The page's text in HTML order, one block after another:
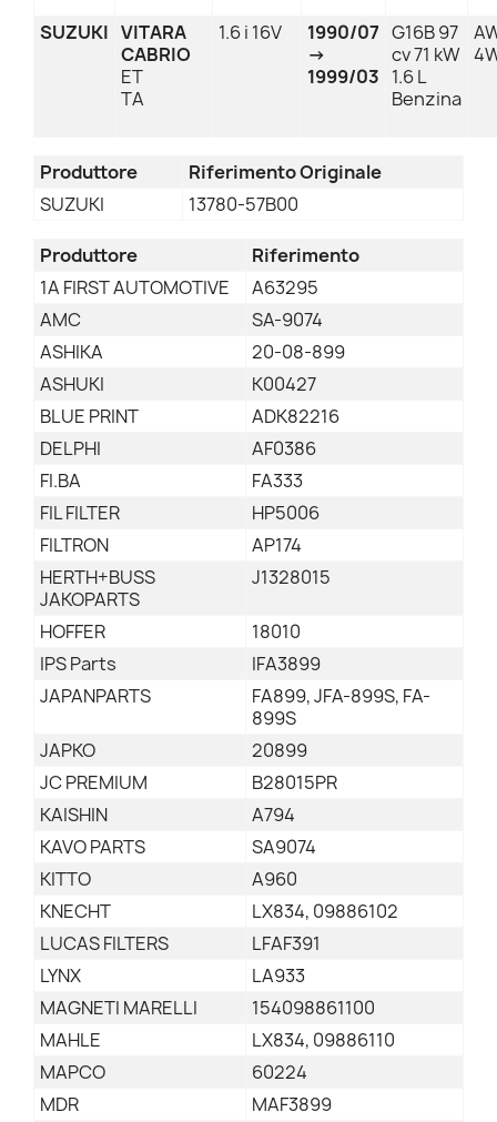
SUZUKI VITARA
CABRIO
ET
TA
1.6 i 16V
1990/07
→
1999/03
G16B 97
cv 71 kW
1.6 L
Benzina
Produttore
Riferimento Originale
SUZUKI
13780-57B00
Produttore
Riferimento
1A FIRST AUTOMOTIVE
A63295
AMC
SA-9074
ASHIKA
20-08-899
ASHUKI
K00427
BLUE PRINT
ADK82216
DELPHI
AF0386
FI.BA
FA333
FIL FILTER
HP5006
FILTRON
AP174
HERTH+BUSS
JAKOPARTS
J1328015
HOFFER
18010
IPS Parts
IFA3899
JAPANPARTS
FA899, JFA-899S, FA-
899S
JAPKO
20899
JC PREMIUM
B28015PR
KAISHIN
A794
KAVO PARTS
SA9074
KITTO
A960
KNECHT
LX834, 09886102
LUCAS FILTERS
LFAF391
LYNX
LA933
MAGNETI MARELLI
154098861100
MAHLE
LX834, 09886110
MAPCO
60224
MDR
MAF3899